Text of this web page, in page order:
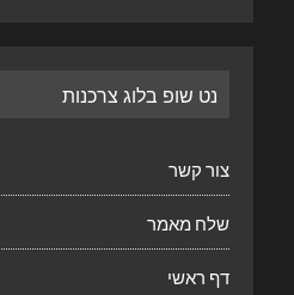
נט שופ בלוג צרכנות
צור קשר
שלח מאמר
דף ראשי